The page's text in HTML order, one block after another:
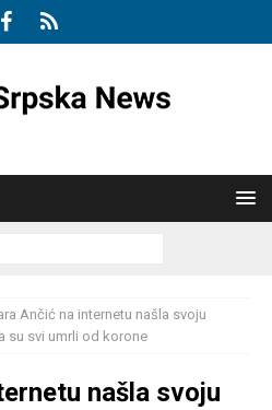
Ančić na internetu našla svoju
su svi umrli od korone
našla svoju